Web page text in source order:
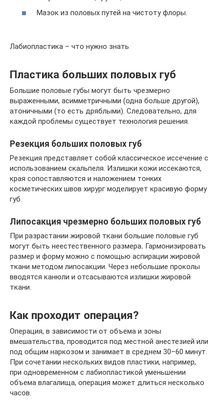
Мазок из половых путей на чистоту флоры.
Лабиопластика – что нужно знать
Пластика больших половых губ
Большие половые губы могут быть чрезмерно
выраженными, асимметричными (одна больше другой),
атоничными (то есть дряблыми). Следовательно, для
каждой проблемы существует технология решения.
Резекция больших половых губ
Резекция представляет собой классическое иссечение с
использованием скальпеля. Излишки кожи иссекаются,
края сопоставляются и наложением тонких
косметических швов хирург моделирует красивую форму
губ.
Липосакция чрезмерно больших половых губ
При разрастании жировой ткани большие половые губ
могут быть неестественного размера. Гармонизировать
размер и форму можно с помощью аспирации жировой
ткани методом липосакции. Через небольшие проколы
вводятся канюли и отсасываются излишки жировой
ткани.
Как проходит операция?
Операция, в зависимости от объема и зоны
вмешательства, проводится под местной анестезией или
под общим наркозом и занимает в среднем 30–60 минут.
При сочетании нескольких видов пластики, например,
при одновременном с лабиопластикой уменьшении
объема влагалища, операция может длиться несколько
часов.